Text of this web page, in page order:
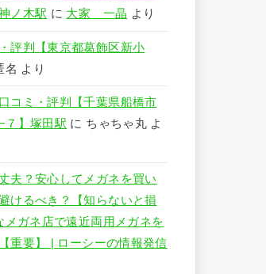
ノ木駅 に 大家 一晶 より
評判【東京都葛飾区新小
名 より
コミ・評判【千葉県船橋市
７】塚田駅 に ちゃちゃ丸 よ
夫？安心してメガネを買い
けるべき？【知らないと損
メガネ店で遠近両用メガネを
重要】 | ローシーの情報発信